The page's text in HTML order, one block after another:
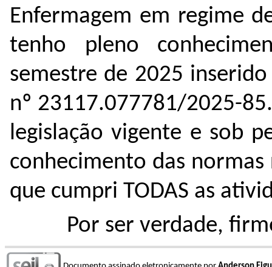
Enfermagem em regime
tenho pleno
semestre de 2025
nº 23117.077781/2025-
legislação vigente e sob
conhecimento das
que cumpri TODAS as
Por ser verdade,